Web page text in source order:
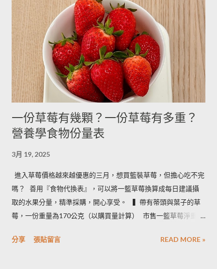
糖 4g 13g 170g 糖粉 2g 6g 100g 蜂蜜 7g 22g 290g 沙拉油 4g
14g 190g 鮮奶油 5g 15g 200g 奶油 4.5g 14g 205g 酥油 4g 13g
180g 牛奶 6g 17g 210g 煉乳 6g 17.5g 240g 優格 5g 15g 210g 清
水 5g 15g 200g 可可粉 2g 6g 80g 即溶咖啡 2g 6g 70g 葡萄乾 ----
- ------- 170g 引用自 Mami的魔法廚房 ...
一份草莓有幾顆？一份草莓有多重？
營養學食物份量表
3月 19, 2025
進入草莓價格越來越優惠的三月，想買籃裝草莓，但擔心吃不完
嗎？ ​ 善用『食物代換表』，可以將一籃草莓換算成每日建議攝
取的水果分量，精準採購，開心享受。 ​ ​ ▍帶有蒂頭與葉子的草
莓，一份重量為170公克（以購買量計算） ​ 市售一籃草莓淨重為
損傷、撞傷等狀況） ​ • 1500 × 0.95 ÷ 170＝8.3 約可提供８份水
分享 張貼留言 READ MORE »